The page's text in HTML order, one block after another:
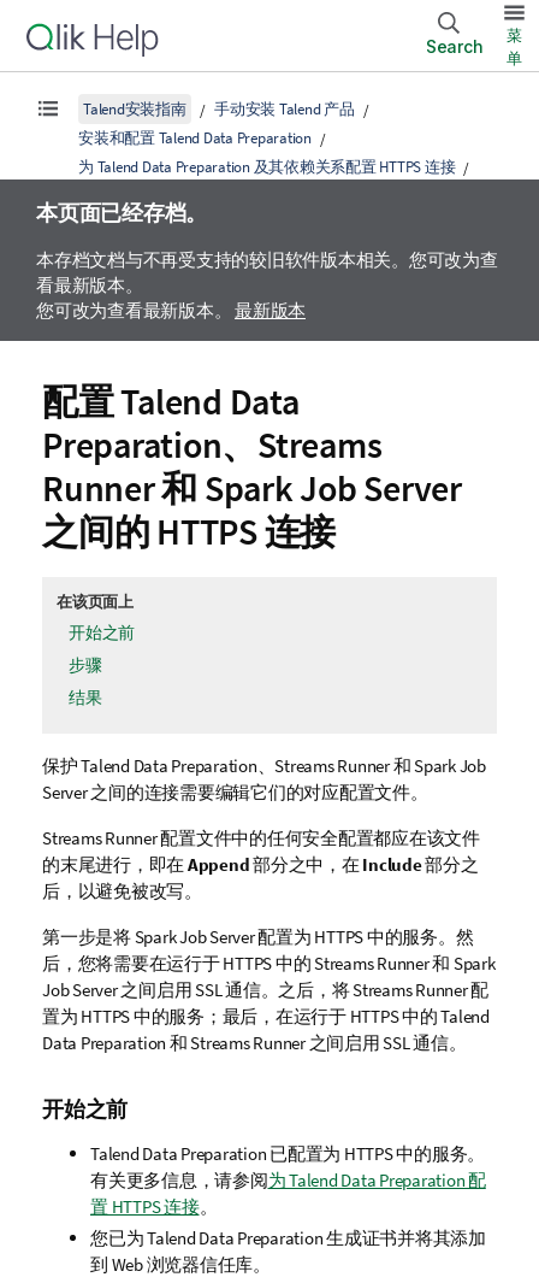
Search
菜
单
Talend安装指南
手动安装 Talend 产品
安装和配置 Talend Data Preparation
为 Talend Data Preparation 及其依赖关系配置 HTTPS 连接
本页面已经存档。
本存档文档与不再受支持的较旧软件版本相关。您可改为查
看最新版本。
您可改为查看最新版本。 最新版本
配置Talend Data
Preparation、Streams
Runner 和 Spark Job Server
之间的 HTTPS 连接
在该页面上
开始之前
步骤
结果
保护Talend Data Preparation、Streams Runner和Spark Job
Server之间的连接需要编辑它们的对应配置文件。
Streams Runner配置文件中的任何安全配置都应在该文件
的末尾进行，即在 Append部分之中，在 Include部分之
后，以避免被改写。
第一步是将Spark Job Server配置为 HTTPS 中的服务。然
后，您将需要在运行于 HTTPS 中的Streams Runner和 Spark
Job Server之间启用 SSL 通信。之后，将Streams Runner配
置为 HTTPS 中的服务；最后，在运行于 HTTPS 中的Talend
Data Preparation 和Streams Runner之间启用 SSL 通信。
开始之前
Talend Data Preparation 已配置为 HTTPS 中的服务。
有关更多信息，请参阅为 Talend Data Preparation 配
置 HTTPS 连接。
您已为Talend Data Preparation生成证书并将其添加
到 Web 浏览器信任库。